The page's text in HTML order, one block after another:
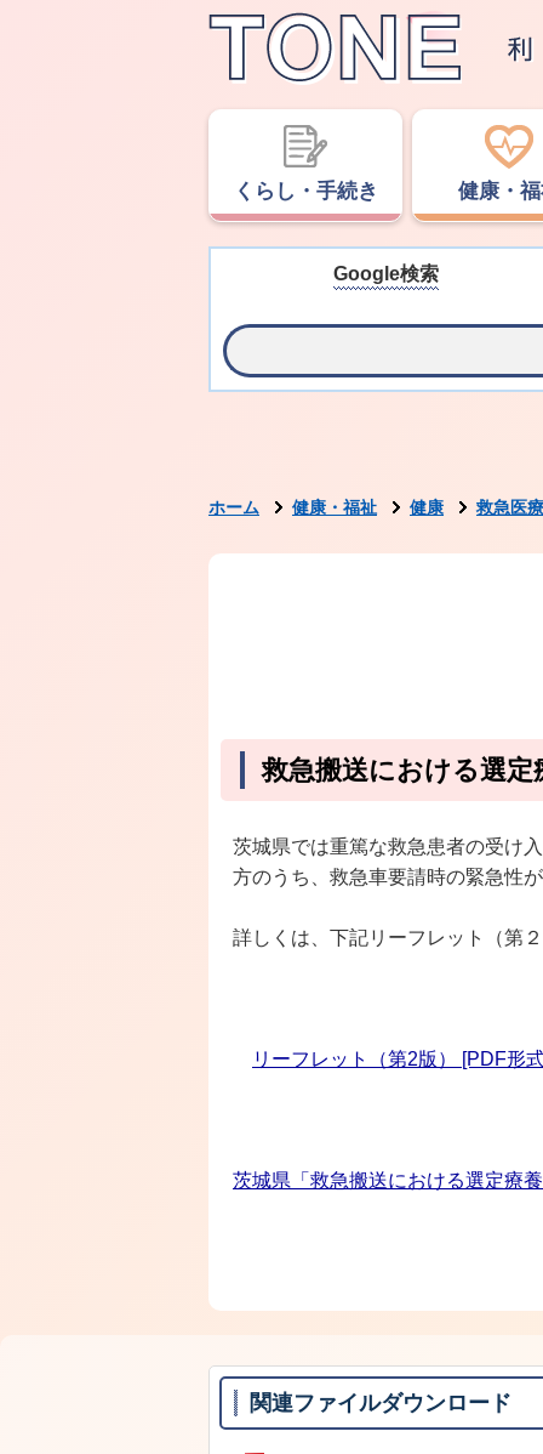
くらし・手続き 健康・
Google検索
ホーム 健康・福祉 健康 救急医
救急搬送における選
茨城県では重篤な救急患者の受け
方のうち、救急車要請時の緊急性
詳しくは、下記リーフレット（第
リーフレット（第2版） [PDF形
茨城県「救急搬送における選定療
関連ファイルダウンロード